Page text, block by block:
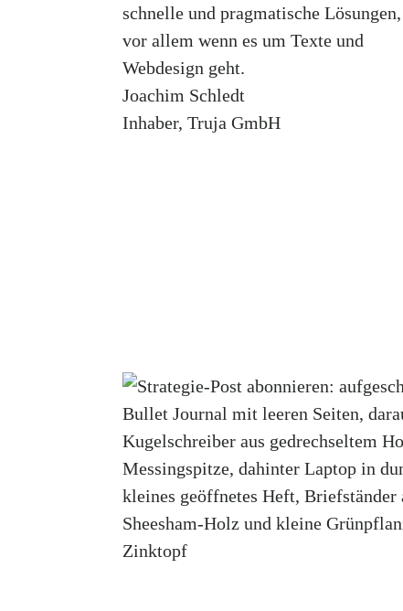
schnelle und pragmatische Lösungen,
vor allem wenn es um Texte und
Webdesign geht.
Joachim Schledt
Inhaber,Truja GmbH